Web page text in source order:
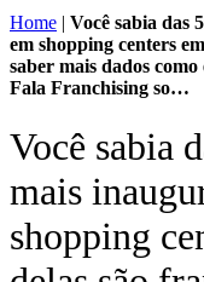
Home | Você sabia das
em shopping centers
saber mais dados como
Fala Franchising so…
Você sabia
mais
shopping